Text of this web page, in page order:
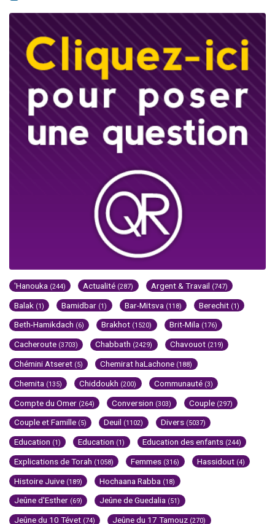
'Hanouka (244) Actualité (287) Argent & Travail (747)
Balak (1) Bamidbar (1) Bar-Mitsva (118) Berechit (1)
Beth-Hamikdach (6) Brakhot (1520) Brit-Mila (176)
Cacheroute (3703) Chabbath (2429) Chavouot (219)
Chémini Atseret (5) Chemirat haLachone (188)
Chemita (135) Chiddoukh (200) Communauté (3)
Compte du Omer (264) Conversion (303) Couple (297)
Couple et Famille (5) Deuil (1102) Divers (5037)
Education (1) Education (1) Education des enfants (244)
Explications de Torah (1058) Femmes (316) Hassidout (4)
Histoire Juive (189) Hochaana Rabba (18)
Jeûne d'Esther (69) Jeûne de Guedalia (51)
Jeûne du 10 Tévet (74) Jeûne du 17 Tamouz (270)